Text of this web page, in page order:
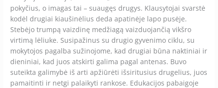
pokyčius, o imagas tai – suaugęs drugys. Klausytojai svarstė
kodėl drugiai kiaušinėlius deda apatinėje lapo pusėje.
Stebėjo trumpą vaizdinę medžiagą vaizduojančią vikšro
virtimą lėliuke. Susipažinus su drugio gyvenimo ciklu, su
mokytojos pagalba sužinojome, kad drugiai būna naktiniai ir
dieniniai, kad juos atskirti galima pagal antenas. Buvo
suteikta galimybė iš arti apžiūrėti išsiritusius drugelius, juos
pamaitinti ir netgi palaikyti rankose. Edukacijos pabaigoje